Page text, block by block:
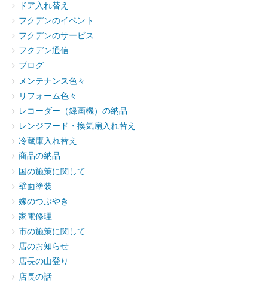
ドア入れ替え
フクデンのイベント
フクデンのサービス
フクデン通信
ブログ
メンテナンス色々
リフォーム色々
レコーダー（録画機）の納品
レンジフード・換気扇入れ替え
冷蔵庫入れ替え
商品の納品
国の施策に関して
壁面塗装
嫁のつぶやき
家電修理
市の施策に関して
店のお知らせ
店長の山登り
店長の話